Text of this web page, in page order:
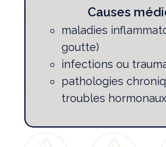
Causes
maladies
goutte)
infections ou
pathologies
troubles